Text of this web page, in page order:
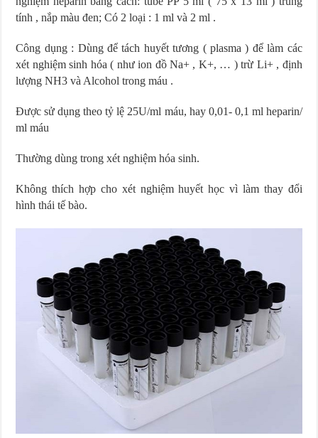
tính , nắp màu đen; Có 2 loại : 1 ml và 2 ml .
Công dụng : Dùng để tách huyết tương ( plasma ) để làm các
xét nghiệm sinh hóa ( như ion đồ Na+ , K+, … ) trừ Li+ , định
lượng NH3 và Alcohol trong máu .
Được sử dụng theo tỷ lệ 25U/ml máu, hay 0,01- 0,1 ml heparin/
ml máu
Thường dùng trong xét nghiệm hóa sinh.
Không thích hợp cho xét nghiệm huyết học vì làm thay đổi
hình thái tế bào.